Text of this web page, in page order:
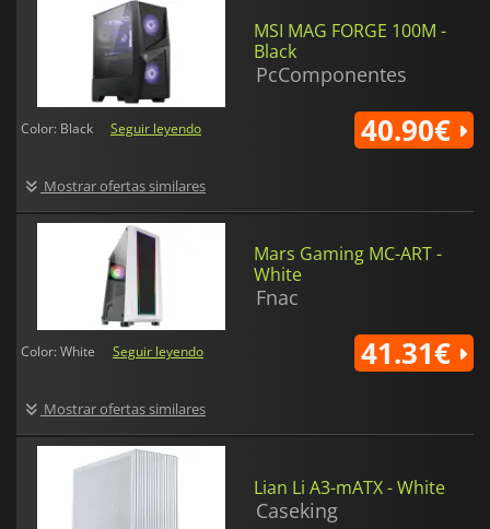
MSI MAG FORGE 100M -
Black
PcComponentes
Color: Black Seguir leyendo
Mostrar ofertas similares
40.90€
Mars Gaming MC-ART -
White
Fnac
Color: White Seguir leyendo
Mostrar ofertas similares
41.31€
Lian Li A3-mATX - White
Caseking